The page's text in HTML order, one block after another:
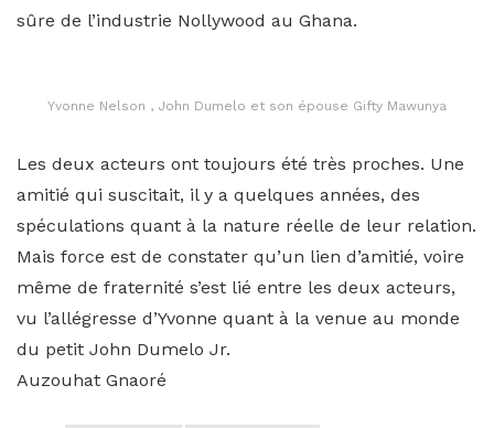
sûre de l’industrie Nollywood au Ghana.
Yvonne Nelson , John Dumelo et son épouse Gifty Mawunya
Les deux acteurs ont toujours été très proches. Une
amitié qui suscitait, il y a quelques années, des
spéculations quant à la nature réelle de leur relation.
Mais force est de constater qu’un lien d’amitié, voire
même de fraternité s’est lié entre les deux acteurs,
vu l’allégresse d’Yvonne quant à la venue au monde
du petit John Dumelo Jr.
Auzouhat Gnaoré